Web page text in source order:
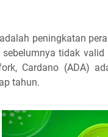
peningkatan
tidak
Cardano (ADA)
tahun.